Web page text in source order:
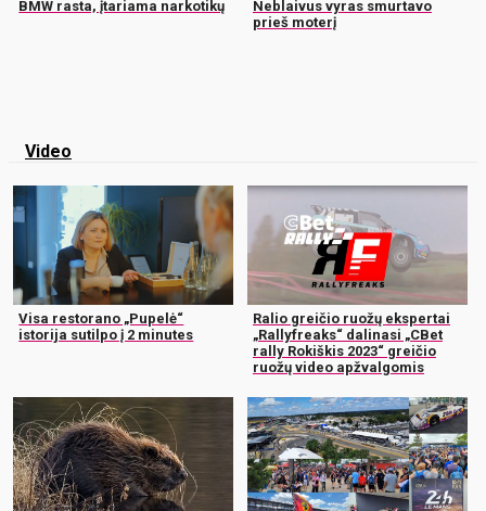
BMW rasta, įtariama narkotikų
Neblaivus vyras smurtavo
prieš moterį
Video
Visa restorano „Pupelė“
istorija sutilpo į 2 minutes
Ralio greičio ruožų ekspertai
„Rallyfreaks“ dalinasi „CBet
rally Rokiškis 2023“ greičio
ruožų video apžvalgomis